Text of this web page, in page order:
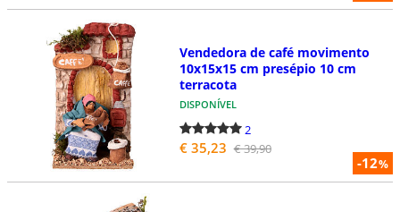
-12%
Vendedora de café movimento
10x15x15 cm presépio 10 cm
terracota
DISPONÍVEL
2
€ 35,23 € 39,90